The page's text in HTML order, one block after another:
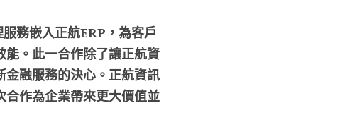
務嵌入正航ERP，為客戶
。此一合作除了讓正航資
金融服務的決心。正航資訊
合作為企業帶來更大價值並